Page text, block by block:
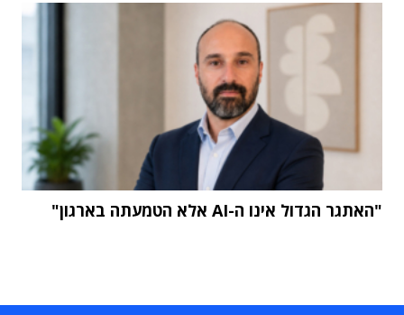
"האתגר הגדול אינו ה-AI אלא הטמעתה בארגון"